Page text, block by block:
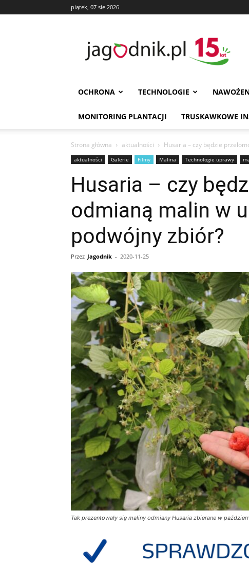
piątek, 07 sie 2026
OCHRONA TECHNOLOGIE
MONITORING PLANTACJI TRUSKAWKOWE
Strona główna aktualności Husaria – czy będzie
aktualności Galerie Filmy Malina Technologie uprawy
Husaria – czy
odmianą malin w
podwójny zbiór?
Przez Jagodnik - 2020-11-25
Tak prezentowały się maliny odmiany Husaria zbierane w